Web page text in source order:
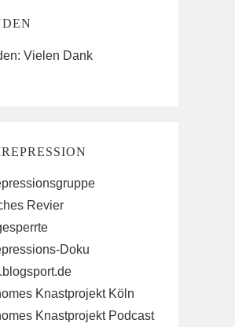
Revier
Doku
Knastprojekt Köln
Knastprojekt Podcast